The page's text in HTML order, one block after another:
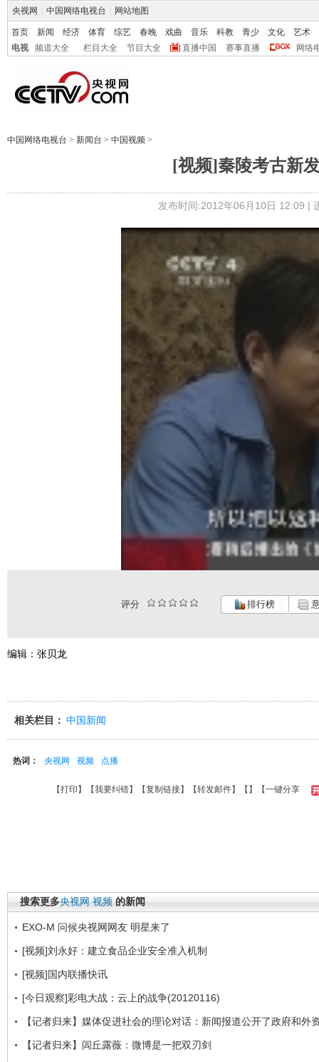
央视网 中国网络电视台 网站地图
首页 新闻 经济 体育 综艺 春晚 戏曲 音乐 科教 青少 文化
艺术
电视
频道大全 栏目大全 节目大全 直播中国 赛事直播 网络
中国网络电视台 > 新闻台 > 中国视频 >
[视频]秦陵考古新
发布时间:2012年06月10日 12:09 |
评分 排行榜
编辑：张贝龙
相关栏目： 中国新闻
热词： 央视网 视频 点播
【打印 】【我要纠错】【复制链接】【转发邮件】【 】 【一键分享
搜索更多央视网 视频 的新闻
EXO-M 问候央视网网友 明星来了
[视频]刘永好：建立食品企业安全准入机制
[视频]国内联播快讯
[今日观察]彩电大战：云上的战争(20120116)
【记者归来】媒体促进社会的理论对话：新闻报道公开了政府和外
【记者归来】闾丘露薇：微博是一把双刃剑